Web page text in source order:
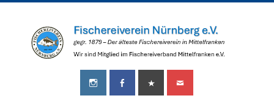
Zum
Nürnberg